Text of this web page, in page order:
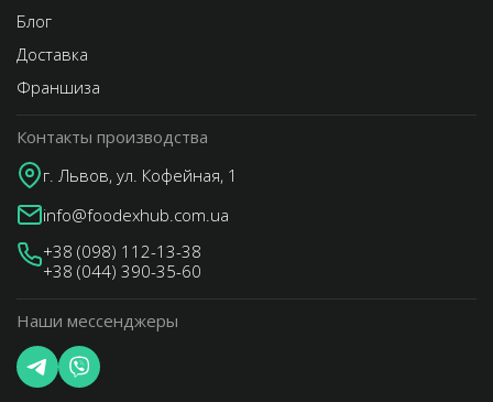
Блог
Доставка
Франшиза
Контакты производства
г. Львов, ул. Кофейная, 1
info@foodexhub.com.ua
+38 (098) 112-13-38
+38 (044) 390-35-60
Наши мессенджеры